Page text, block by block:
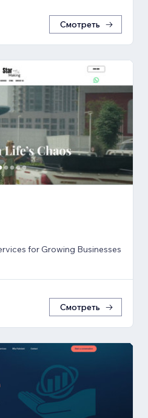
Смотреть
for Growing Businesses
Смотреть